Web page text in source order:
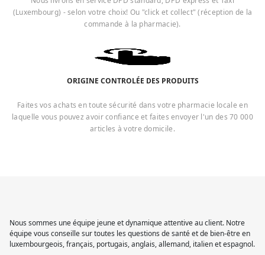
(Luxembourg) - selon votre choix! Ou "click et collect" (réception de la
commande à la pharmacie).
ORIGINE CONTROLÉE DES PRODUITS
Faites vos achats en toute sécurité dans votre pharmacie locale en
laquelle vous pouvez avoir confiance et faites envoyer l'un des 70 000
articles à votre domicile.
Nous sommes une équipe jeune et dynamique attentive au client. Notre
équipe vous conseille sur toutes les questions de santé et de bien-être en
luxembourgeois, français, portugais, anglais, allemand, italien et espagnol.